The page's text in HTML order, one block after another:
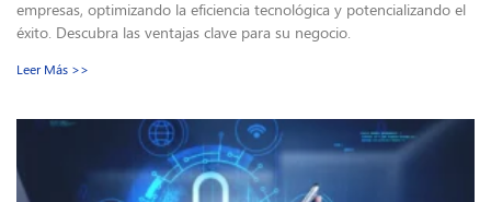
empresas, optimizando la eficiencia tecnológica y potencializando el
éxito. Descubra las ventajas clave para su negocio.
Leer Más >>